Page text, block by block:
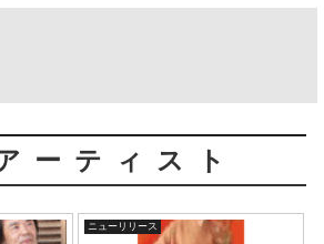
ーティスト
ニューリリース